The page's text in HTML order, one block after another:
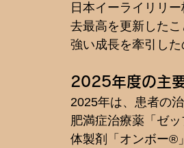
日本イーライリリ
去最高を更新した
強い成長を牽引し
2025年度の主
2025年は、患者の
肥満症治療薬「ゼ
体製剤「オンボー®